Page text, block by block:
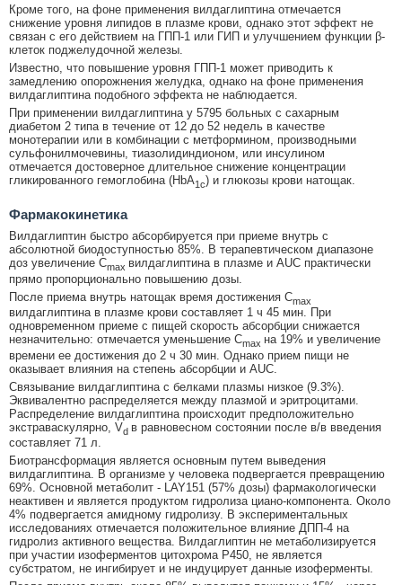
Кроме того, на фоне применения вилдаглиптина отмечается
снижение уровня липидов в плазме крови, однако этот эффект не
связан с его действием на ГПП-1 или ГИП и улучшением функции β-
клеток поджелудочной железы.
Известно, что повышение уровня ГПП-1 может приводить к
замедлению опорожнения желудка, однако на фоне применения
вилдаглиптина подобного эффекта не наблюдается.
При применении вилдаглиптина у 5795 больных с сахарным
диабетом 2 типа в течение от 12 до 52 недель в качестве
монотерапии или в комбинации с метформином, производными
сульфонилмочевины, тиазолидиндионом, или инсулином
отмечается достоверное длительное снижение концентрации
гликированного гемоглобина (HbA1с) и глюкозы крови натощак.
Фармакокинетика
Вилдаглиптин быстро абсорбируется при приеме внутрь с
абсолютной биодоступностью 85%. В терапевтическом диапазоне
доз увеличение Cmax вилдаглиптина в плазме и AUC практически
прямо пропорционально повышению дозы.
После приема внутрь натощак время достижения Cmax
вилдаглиптина в плазме крови составляет 1 ч 45 мин. При
одновременном приеме с пищей скорость абсорбции снижается
незначительно: отмечается уменьшение Cmax на 19% и увеличение
времени ее достижения до 2 ч 30 мин. Однако прием пищи не
оказывает влияния на степень абсорбции и AUC.
Связывание вилдаглиптина с белками плазмы низкое (9.3%).
Эквивалентно распределяется между плазмой и эритроцитами.
Распределение вилдаглиптина происходит предположительно
экстраваскулярно, Vd в равновесном состоянии после в/в введения
составляет 71 л.
Биотрансформация является основным путем выведения
вилдаглиптина. В организме у человека подвергается превращению
69%. Основной метаболит - LAY151 (57% дозы) фармакологически
неактивен и является продуктом гидролиза циано-компонента. Около
4% подвергается амидному гидролизу. В экспериментальных
исследованиях отмечается положительное влияние ДПП-4 на
гидролиз активного вещества. Вилдаглиптин не метаболизируется
при участии изоферментов цитохрома Р450, не является
субстратом, не ингибирует и не индуцирует данные изоферменты.